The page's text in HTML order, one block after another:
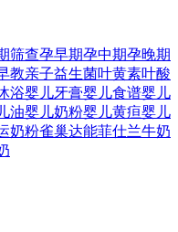
筛查孕早期孕中期孕晚期
教亲子益生菌叶黄素叶酸
浴婴儿牙膏婴儿食谱婴儿
油婴儿奶粉婴儿黄疸婴儿
奶粉雀巢达能菲仕兰牛奶